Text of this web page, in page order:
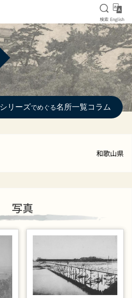
検索を
検索 English
シリーズでめぐる名所一覧コラム
和歌山県
写真